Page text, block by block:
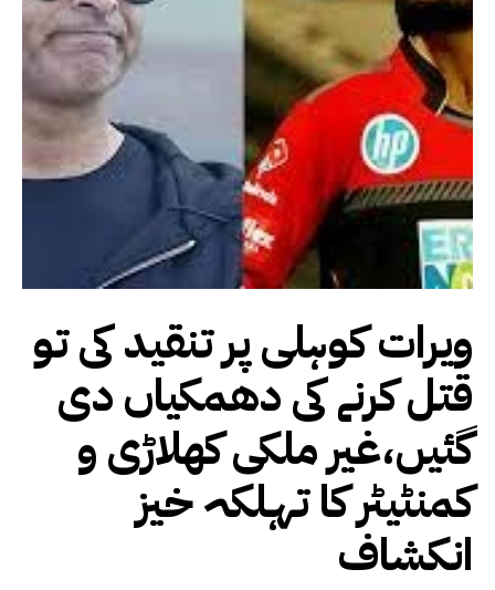
ویرات کوہلی پر تنقید کی تو
قتل کرنے کی دھمکیاں دی
گئیں،غیر ملکی کھلاڑی و
کمنٹیٹر کا تہلکہ خیز
انکشاف